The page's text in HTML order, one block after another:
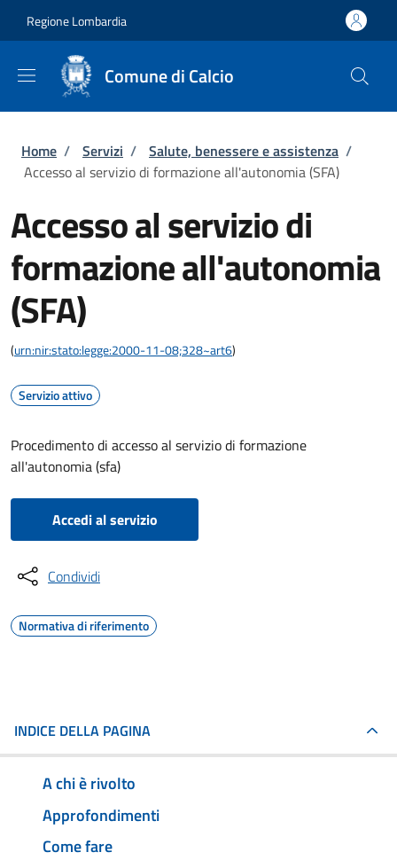
Regione Lombardia
Comune di Calcio
Briciole di pane
Home / Servizi / Salute, benessere e assistenza /
Accesso al servizio di formazione all'autonomia (SFA)
Accesso al servizio di
formazione all'autonomia
(SFA)
(urn:nir:stato:legge:2000-11-08;328~art6)
Servizio attivo
Procedimento di accesso al servizio di formazione
all'autonomia (sfa)
Accedi al servizio
Condividi
Normativa di riferimento
INDICE DELLA PAGINA
A chi è rivolto
Approfondimenti
Come fare